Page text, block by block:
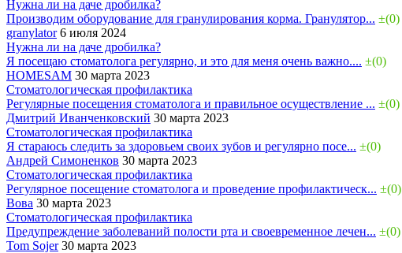
Нужна ли на даче дробилка?
Производим оборудование для гранулирования корма. Гранулятор... ±(0)
granylator6 июля 2024
Нужна ли на даче дробилка?
Я посещаю стоматолога регулярно, и это для меня очень важно.... ±(0)
HOMESAM 30 марта 2023
Стоматологическая профилактика
Регулярные посещения стоматолога и правильное осуществление ... ±(0)
Дмитрий Иванченковский 30 марта 2023
Стоматологическая профилактика
Я стараюсь следить за здоровьем своих зубов и регулярно посе... ±(0)
Андрей Симоненков 30 марта 2023
Стоматологическая профилактика
Регулярное посещение стоматолога и проведение профилактическ... ±(0)
Вова 30 марта 2023
Стоматологическая профилактика
Предупреждение заболеваний полости рта и своевременное лечен... ±(0)
Tom Sojer30 марта 2023